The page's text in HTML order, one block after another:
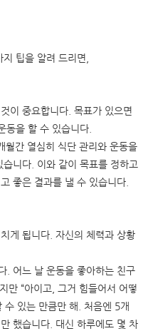
팁을 알려 드리면,
이 중요합니다. 목표가 있으면
동을 할 수 있습니다.
월간 열심히 식단 관리와 운동을
니다. 이와 같이 목표를 정하고
좋은 결과를 낼 수 있습니다.
게 됩니다. 자신의 체력과 상황
. 어느 날 운동을 좋아하는 친구
만 “아이고, 그거 힘들어서 어떻
수 있는 만큼만 해. 처음엔 5개
했습니다. 대신 하루에도 몇 차